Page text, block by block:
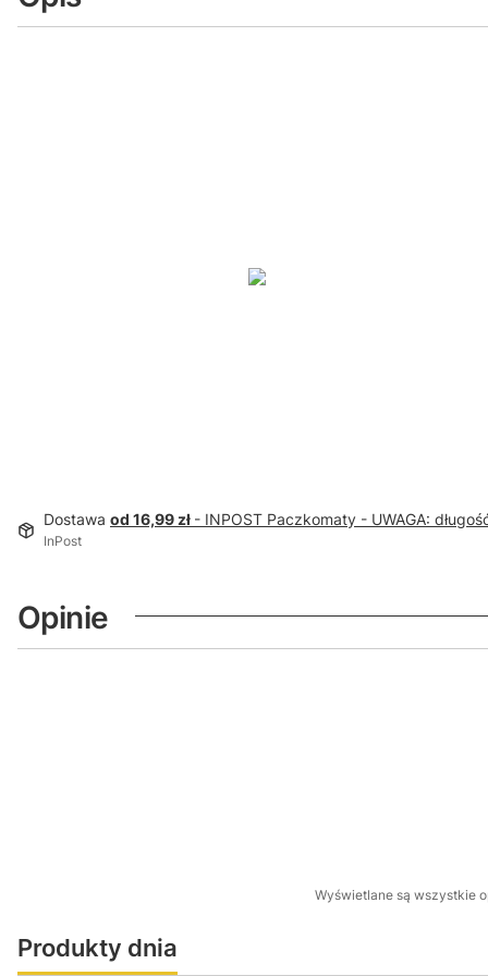
Dostawa od 16,99 zł - INPOST Paczkomaty - UWAGA:
InPost
Opinie
Wyświetlane są wszystkie
Produkty dnia